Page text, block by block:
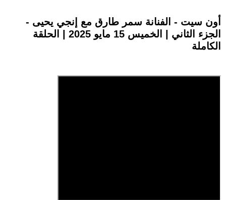
أون سيت - الفنانة سمر طارق مع إنجي يحيى -
الجزء الثاني | الخميس 15 مايو 2025 | الحلقة
الكاملة